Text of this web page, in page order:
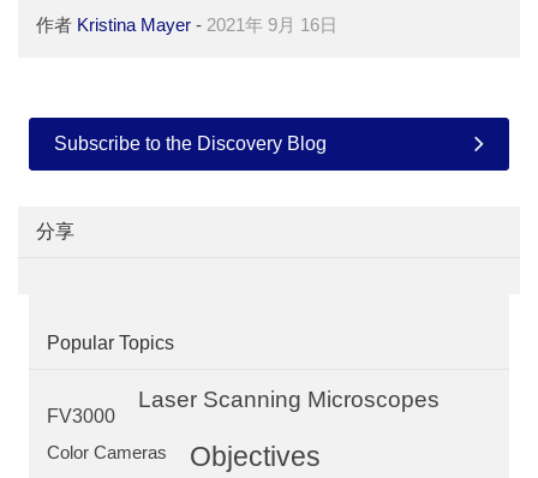
作者 Kristina Mayer - 2021年 9月 16日
Subscribe to the Discovery Blog
分享
Popular Topics
FV3000
Laser Scanning Microscopes
Color Cameras Objectives